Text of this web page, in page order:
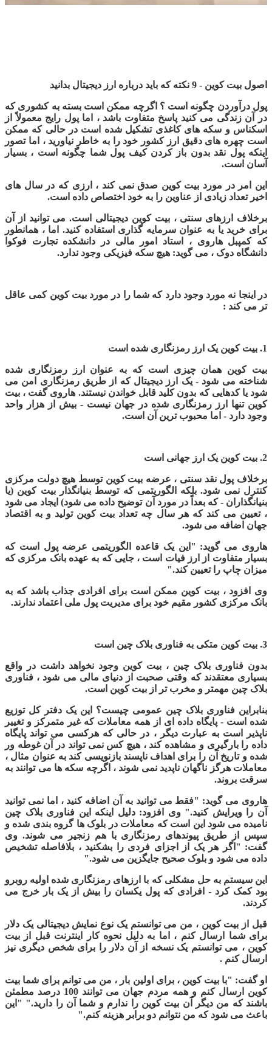
اصول بیت کوین - 9 نکته که باید درباره ارز دیجیتال بدانید
پول درآوردن چگونه است ؟ اگرچه ممکن است بسته به کشوری که
در آن زندگی می کنید پاسخ متفاوت باشد ، اما پول رایج معمولاً از
اسکناس و سکه های کاغذی تشکیل شده است در حالی که ممکن
است چهره های دقیق ارز کشور خود را به خاطر نیاورید ، اما تصور
اینکه پول نقد بدون باز کردن کیف پول شما چگونه است ، بسیار
آسان است.
این امر در مورد بیت کوین صدق نمی کند ، ارزی که در سال های
اخیر تعداد زیادی از عناوین را به خود اختصاص داده است.
برخلاف ارزهای سنتی ، بیت کوین دیجیتالی است. می توانید از آن
برای خرید یا به عنوان سرمایه گذاری استفاده کنید. اما ، همانطور
که کمپبل هاروی ، استاد امور مالی در دانشکده تجارت فوکوا
دانشگاه دوک ، می گوید: هیچ سکه فیزیکی وجود ندارد.
در اینجا نه مورد وجود دارد که شما را در مورد بیت کوین کمی عاقل
تر می کند :
1. بیت کوین یک ارز رمزنگاری شده است
بیت کوین همان چیزی است که به عنوان ارز رمزنگاری شده
شناخته می شود - یک ارز دیجیتال که از طریق رمزنگاری امن می
شود یا کدهایی که بدون کلید قابل خواندن نیستند. هاروی گفت ، بیت
کوین تنها ارز رمزنگاری شده در جهان نیست - بیش از هزار واحد
وجود دارد - اما محبوب ترین آن است.
2. بیت کوین یک ارز جهانی است
برخلاف پول نقد سنتی ، عرضه بیت کوین توسط هیچ دولت مرکزی
کنترل نمی شود. بلکه الگوریتمی که توسط بنیانگذار بیت کوین (یا
بنیانگذاران - که بعداً در مورد آن توضیح داده می شود) ایجاد می شود
، تعیین می کند که هر سال چه تعداد بیت کوین تولید و به اقتصاد
جهان اضافه می شود.
هاروی می گوید: "این یک قاعده الگوریتمی عرضه پول است که
بسیار متفاوت از ارز فیات است ، جایی که به عهده بانک مرکزی که
میزان چاپ را تعیین کند."
وی افزود ، بیت کوین ممکن است برای افرادی جذاب باشد که به
بانک مرکزی کشور مقیم خود برای مدیریت پول ملی اعتماد ندارند.
3. بیت کوین متکی به فناوری بلاک چین است
بدون فناوری بلاک چین ، بیت کوین وجود نخواهد داشت در واقع
بسیاری معتقدند که وقتی صحبت از دنیای مالی می شود ، فناوری
بلاک چین مهمتر و مخرب تر از بیت کوین است.
بنابراین فناوری بلاک چین عمومی چیست؟ این یک دفتر کل توزیع
شده است - پایگاه داده ای از همه معاملات که غیر متمرکز و تغییر
ناپذیر است به عبارت دیگر ، در حالی که هرکسی می تواند پایگاه
داده را بارگیری و مشاهده کند ، هیچ کس نمی تواند در آن غوطه ور
شده و تاریخ آن را برای اهداف ناپسند بازنویسی کند به عنوان مثال ،
معاملات هرگز ناگهان ناپدید نمی شوند ، اگرچه سکه ها می توانند به
سرقت بروند.
هاروی می گوید: "فقط می توانید به آن اضافه کنید ، اما نمی توانید
آن را ویرایش کنید." وی افزود: دلیل اینکه این فناوری بلاک چین
نامیده می شود این است که معاملات در بلوک ها گروه بندی شده و
سپس از طریق پیوندهای رمزنگاری با هم زنجیر می شوند. وی
گفت: "اگر هر یک از اجزای فردی را بشکنید ، بلافاصله تشخیص
داده می شود و بلوک صحیح جایگزین می شود."
این سیستم به حل مشکلی که با ارزهای رمزنگاری شده اولیه روبرو
بود کمک کرد - افرادی که پول یکسان را بیش از یک بار خرج می
کردند.
قبل از بیت کوین ، من می توانستم یک نوع نمایش دیجیتالی یک دلار
برای شما ارسال کنم ، اما به دلیل نحوه کار اینترنت قبل از بیت
کوین ، می توانستم یک نسخه از آن دلار را برای شخص دیگری نیز
ارسال کنم .
او گفت: "با بیت کوین ، برای اولین بار ، من می توانم برای شما بیت
کوین ارسال کنم و همه مردم جهان می توانند 100 درصد مطمئن
باشند که من دیگر آن بیت کوین را ندارم و شما آن را دارید." "این
باعث می شود که من نتوانم دو برابر هزینه کنم."